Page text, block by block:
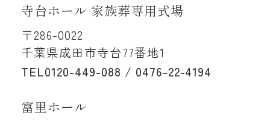
寺台ホール 家族葬専用式場
〒286-0022
千葉県成田市寺台77番地1
TEL0120-449-088 / 0476-22-4194
富里ホール